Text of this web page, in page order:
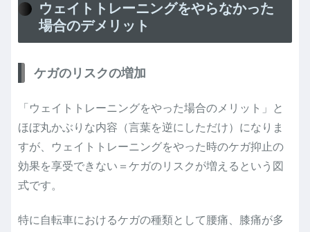
ウェイトトレーニングをやらなかった
場合のデメリット
ケガのリスクの増加
「ウェイトトレーニングをやった場合のメリット」と
ほぼ丸かぶりな内容（言葉を逆にしただけ）になりま
すが、ウェイトトレーニングをやった時のケガ抑止の
効果を享受できない＝ケガのリスクが増えるという図
式です。
特に自転車におけるケガの種類として腰痛、膝痛が多